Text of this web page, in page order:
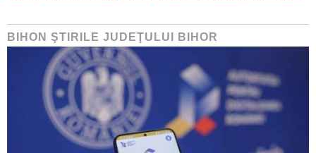
BIHON ŞTIRILE JUDEŢULUI BIHOR